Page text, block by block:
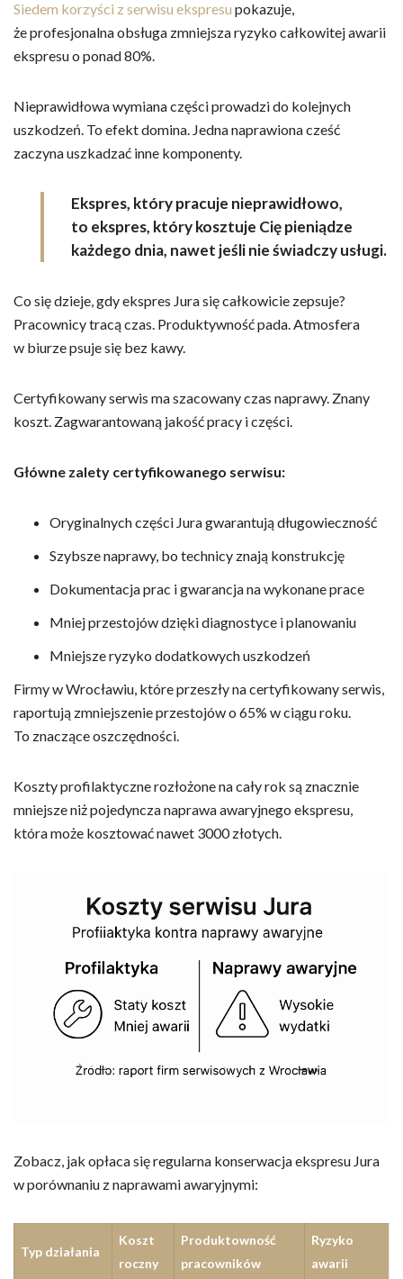
Siedem korzyści z serwisu ekspresu pokazuje,
że profesjonalna obsługa zmniejsza ryzyko całkowitej awarii
ekspresu o ponad 80%.
Nieprawidłowa wymiana części prowadzi do kolejnych
uszkodzeń. To efekt domina. Jedna naprawiona cześć
zaczyna uszkadzać inne komponenty.
Ekspres, który pracuje nieprawidłowo,
to ekspres, który kosztuje Cię pieniądze
każdego dnia, nawet jeśli nie świadczy usługi.
Co się dzieje, gdy ekspres Jura się całkowicie zepsuje?
Pracownicy tracą czas. Produktywność pada. Atmosfera
w biurze psuje się bez kawy.
Certyfikowany serwis ma szacowany czas naprawy. Znany
koszt. Zagwarantowaną jakość pracy i części.
Główne zalety certyfikowanego serwisu:
Oryginalnych części Jura gwarantują długowieczność
Szybsze naprawy, bo technicy znają konstrukcję
Dokumentacja prac i gwarancja na wykonane prace
Mniej przestojów dzięki diagnostyce i planowaniu
Mniejsze ryzyko dodatkowych uszkodzeń
Firmy w Wrocławiu, które przeszły na certyfikowany serwis,
raportują zmniejszenie przestojów o 65% w ciągu roku.
To znaczące oszczędności.
Koszty profilaktyczne rozłożone na cały rok są znacznie
mniejsze niż pojedyncza naprawa awaryjnego ekspresu,
która może kosztować nawet 3000 złotych.
Zobacz, jak opłaca się regularna konserwacja ekspresu Jura
w porównaniu z naprawami awaryjnymi:
Typ działania
Koszt
roczny
Produktowność
pracowników
Ryzyko
awarii